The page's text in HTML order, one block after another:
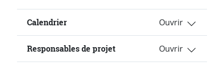
Calendrier
Responsables de projet